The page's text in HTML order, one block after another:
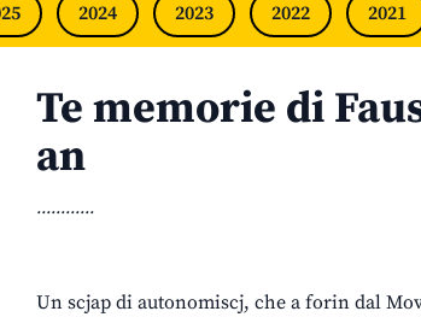
2024 2023 2022 2021
Te memorie di
an
............
Un scjap di autonomiscj, che a forin dal